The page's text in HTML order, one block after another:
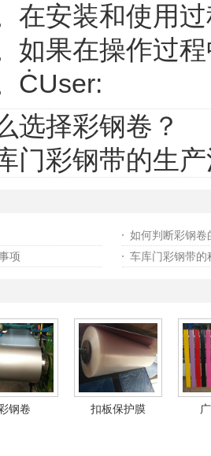
在安装和使用
如果在操作过
ĊUser:
选择彩钢卷？
门彩钢带的生
如何判断彩钢卷
项
车库门彩钢带的
钢卷 扣板保护膜